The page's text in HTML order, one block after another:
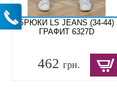
БРЮКИ LS JEANS (34-44)
ГРАФИТ 6327D
462 грн.